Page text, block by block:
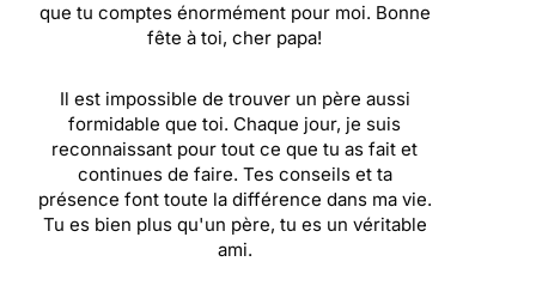
que tu comptes énormément pour moi. Bonne
fête à toi, cher papa!
Il est impossible de trouver un père aussi
formidable que toi. Chaque jour, je suis
reconnaissant pour tout ce que tu as fait et
continues de faire. Tes conseils et ta
présence font toute la différence dans ma vie.
Tu es bien plus qu'un père, tu es un véritable
ami.